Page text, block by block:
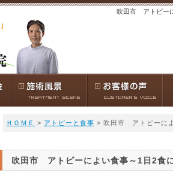
吹田市 アトピー
ＨＯＭＥ > アトピーと食事 > 吹田市 アトピーに
吹田市 アトピーによい食事～1日2食